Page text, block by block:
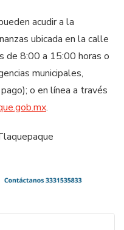
acudir a la
ubicada en la calle
de 8:00 a 15:00 horas o
municipales,
o en línea a través
.